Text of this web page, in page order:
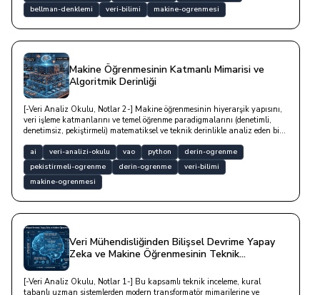
bellman-denklemi
veri-bilimi makine-ogrenmesi
Makine Öğrenmesinin Katmanlı Mimarisi ve
Algoritmik Derinliği
[-Veri Analiz Okulu, Notlar 2-] Makine öğrenmesinin hiyerarşik yapısını,
veri işleme katmanlarını ve temel öğrenme paradigmalarını (denetimli,
denetimsiz, pekiştirmeli) matematiksel ve teknik derinlikle analiz eden bir
ai veri-analizi-okulu vao python
derin-ogrenme
pekistirmeli-ogrenme
derin-ogrenme
veri-bilimi
makine-ogrenmesi
Veri Mühendisliğinden Bilişsel Devrime Yapay
Zeka ve Makine Öğrenmesinin Teknik
[-Veri Analiz Okulu, Notlar 1-] Bu kapsamlı teknik inceleme, kural
tabanlı uzman sistemlerden modern transformatör mimarilerine ve